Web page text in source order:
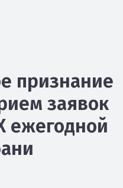
признание
заявок
ежегодной